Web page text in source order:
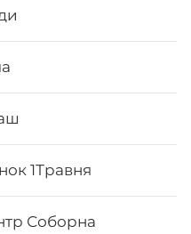
1Травня
Соборна